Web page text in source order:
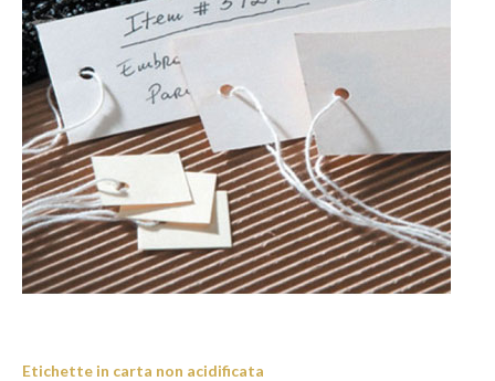
Etichette in carta non acidificata